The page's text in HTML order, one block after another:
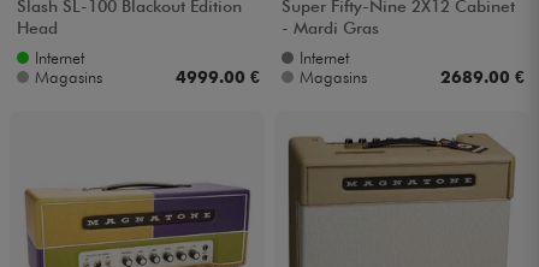
Slash SL-100 Blackout Edition
Head
Internet
Magasins
4999.00 €
Super Fifty-Nine 2X12 Cabinet
- Mardi Gras
Internet
Magasins
2689.00 €